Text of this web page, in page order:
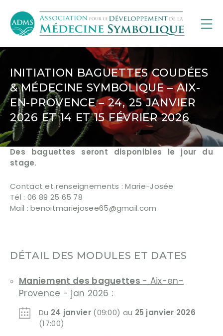
INITIATION BAGUETTES COUDÉES
& MÉDECINE SYMBOLIQUE – AIX-
EN-PROVENCE – 24, 25 JANVIER
2026 ET 14 ET 15 FÉVRIER 2026
Des baguettes seront disponibles le jour du
stage.
Contact et renseignements : Marie-Josée
Tél : 06 89 25 65 78
Mail : benoitmariejosee65@gmail.com
DÉTAIL DES MODULES ET DATES
Maniement des baguettes - Aix-en-
Provence - jan 2026 :
Du 24 janvier(09:00) au 25 janvier 2026
(17:00)